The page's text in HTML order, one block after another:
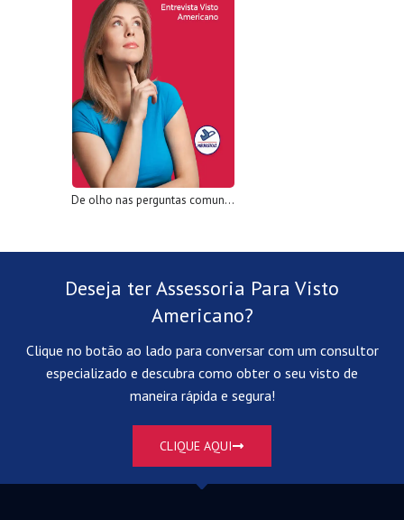
De olho nas perguntas comuns feitas na Entrevista Visto Americano
Deseja ter Assessoria Para Visto
Americano?
Clique no botão ao lado para conversar com um consultor
especializado e descubra como obter o seu visto de
maneira rápida e segura!
CLIQUE AQUI